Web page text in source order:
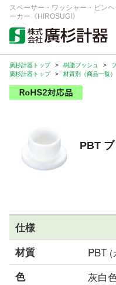
スペーサー・ワッシャー・ピン
ーカー《HIROSUGI》
キーワード 品番/シリーズ
商品カテゴリから探す
ジャンルから探す
シリーズから探す
ご利用ガイド
お問い合わせ窓口
会社情報
廣杉計器トップ > 樹脂ブッシュ >
廣杉計器トップ
> 材質別（商品一覧）
PBT
仕様
材質
PBT (
色 灰白